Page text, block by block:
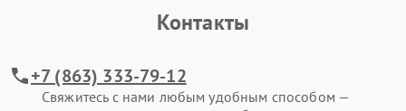
Контакты
+7 (863) 333-79-12
Свяжитесь с нами любым удобным способом —